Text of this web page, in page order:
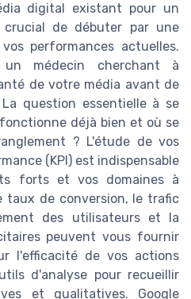
digital existant pour un
de débuter par une
performances actuelles.
un médecin cherchant à
de votre média avant de
question essentielle à se
déjà bien et où se
? L'étude de vos
(KPI) est indispensable
forts et vos domaines à
taux de conversion, le trafic
des utilisateurs et la
peuvent vous fournir
l'efficacité de vos actions
d'analyse pour recueillir
et qualitatives. Google